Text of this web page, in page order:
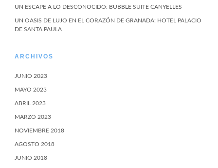
UN ESCAPE A LO DESCONOCIDO: BUBBLE SUITE CANYELLES
UN OASIS DE LUJO EN EL CORAZÓN DE GRANADA: HOTEL PALACIO
DE SANTA PAULA
ARCHIVOS
JUNIO 2023
MAYO 2023
ABRIL 2023
MARZO 2023
NOVIEMBRE 2018
AGOSTO 2018
JUNIO 2018